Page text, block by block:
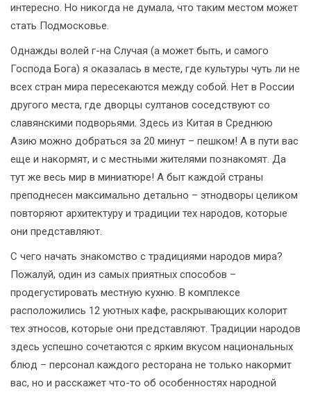
интересно. Но никогда не думала, что таким местом может
стать Подмосковье.
Однажды волей г-на Случая (а может быть, и самого
Господа Бога) я оказалась в месте, где культуры чуть ли не
всех стран мира пересекаются между собой. Нет в России
другого места, где дворцы султанов соседствуют со
славянскими подворьями. Здесь из Китая в Среднюю
Азию можно добраться за 20 минут – пешком! А в пути вас
еще и накормят, и с местными жителями познакомят. Да
тут же весь мир в миниатюре! А быт каждой страны
преподнесен максимально детально – этнодворы целиком
повторяют архитектуру и традиции тех народов, которые
они представляют.
С чего начать знакомство с традициями народов мира?
Пожалуй, один из самых приятных способов –
продегустировать местную кухню. В комплексе
расположились 12 уютных кафе, раскрывающих колорит
тех этносов, которые они представляют. Традиции народов
здесь успешно сочетаются с ярким вкусом национальных
блюд – персонал каждого ресторана не только накормит
вас, но и расскажет что-то об особенностях народной